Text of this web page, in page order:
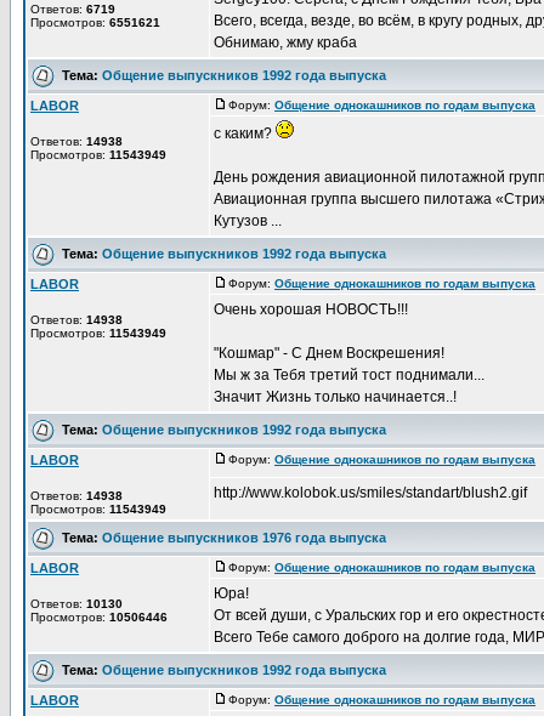
Ответов: 6719
Просмотров: 6551621
Всего, всегда, везде, во всём, в кругу родных,
Обнимаю, жму краба
Тема: Общение выпускников 1992 года выпуска
LABOR
Ответов: 14938
Просмотров: 11543949
Форум: Общение однокашников по годам выпуска
с каким?
День рождения авиационной пилотажной
Авиационная группа высшего пилотажа
Кутузов ...
Тема: Общение выпускников 1992 года выпуска
LABOR
Ответов: 14938
Просмотров: 11543949
Форум: Общение однокашников по годам выпуска
Очень хорошая НОВОСТЬ!!!
"Кошмар" - С Днем Воскрешения!
Мы ж за Тебя третий тост поднимали...
Значит Жизнь только начинается..!
Тема: Общение выпускников 1992 года выпуска
LABOR
Ответов: 14938
Просмотров: 11543949
Форум: Общение однокашников по годам выпуска
http://www.kolobok.us/smiles/standart/blush2.gif
Тема: Общение выпускников 1976 года выпуска
LABOR
Ответов: 10130
Просмотров: 10506446
Форум: Общение однокашников по годам выпуска
Юра!
От всей души, с Уральских гор и его
Всего Тебе самого доброго на долгие года,
Тема: Общение выпускников 1992 года выпуска
LABOR Форум: Общение однокашников по годам выпуска